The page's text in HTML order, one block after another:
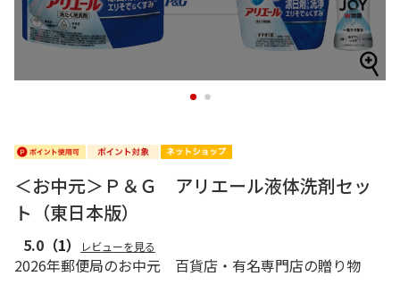
1 2
＜お中元＞Ｐ＆Ｇ アリエール液体洗剤セッ
ト（東日本版）
5.0 （1） レビューを見る
2026年郵便局のお中元 百貨店・有名専門店の贈り物